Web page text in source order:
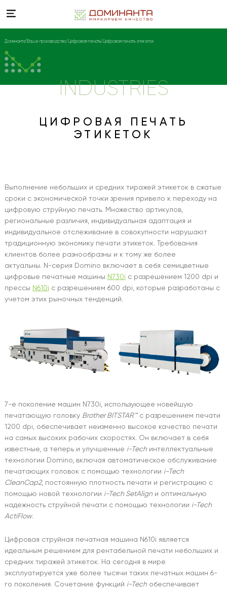
Доминанта Ваше производство Цифровая печать Цифровая печать этикеток
INDUSTRIES
ЦИФРОВАЯ ПЕЧАТЬ
ЭТИКЕТОК
Выполнение небольших и средних тиражей этикеток в сжатые
сроки с экономической точки зрения привело к переходу на
цифровую струйную печать. Множество артикулов,
региональные различия, индивидуальная адаптация и
индивидуальное отслеживание в совокупности нарушают
традиционную экономику печати этикеток. Требования
клиентов более разнообразны и к тому же более
актуальны. N-серия Domino включает в себя семицветные
цифровые печатные машины N730i с разрешением 1200 dpi и
прессы N610i с разрешением 600 dpi, которые разработаны с
учетом этих рыночных тенденций.
7-е поколение машин N730i, использующее новейшую
печатающую головку Brother BITSTAR™с разрешением печати
1200 dpi, обеспечивает неизменно высокое качество печати
на самых высоких рабочих скоростях. Он включает в себя
известные, а теперь и улучшенные i-Techинтеллектуальные
технологии Domino, включая автоматическое обслуживание
печатающих головок с помощью технологии i-Tech
CleanCap2, постоянную плотность печати и регистрацию с
помощью новой технологии i-Tech SetAlignи оптимальную
надежность струйной печати с помощью технологии i-Tech
ActiFlow.
Цифровая струйная печатная машина N610i является
идеальным решением для рентабельной печати небольших и
средних тиражей этикеток. На сегодня в мире
эксплуатируется уже более тысячи таких печатных машин 6-
го поколения. Сочетание функций i-Techобеспечивает